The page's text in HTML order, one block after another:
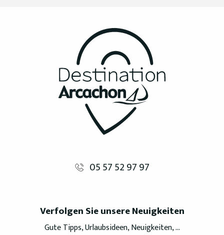
05 57 52 97 97
Verfolgen Sie unsere Neuigkeiten
Gute Tipps, Urlaubsideen, Neuigkeiten, ...